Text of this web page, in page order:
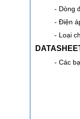
- Dòng
- Điện
- Loại
- Các